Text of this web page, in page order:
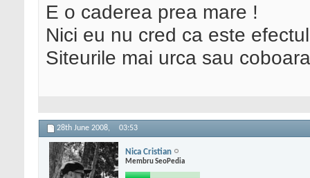
E o caderea prea mare !
Nici eu nu cred ca este
Siteurile mai urca sau
28th June 2008, 03:53
Nica Cristian
Membru SeoPedia